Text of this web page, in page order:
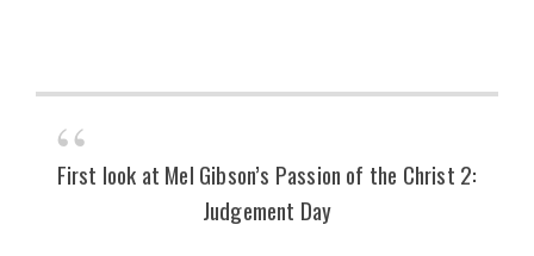
First look at Mel Gibson’s Passion of the Christ 2:
Judgement Day